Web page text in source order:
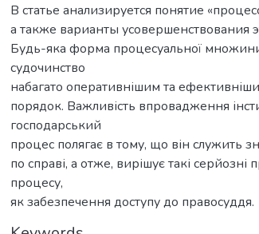
В статье анализируется понятие
а также варианты усовершенствования
Будь-яка форма процесуальної
судочинство
набагато оперативнішим та
порядок. Важливість впровадження
господарський
процес полягає в тому, що він служить
по справі, а отже, вирішує такі
процесу,
як забезпечення доступу до правосуддя.